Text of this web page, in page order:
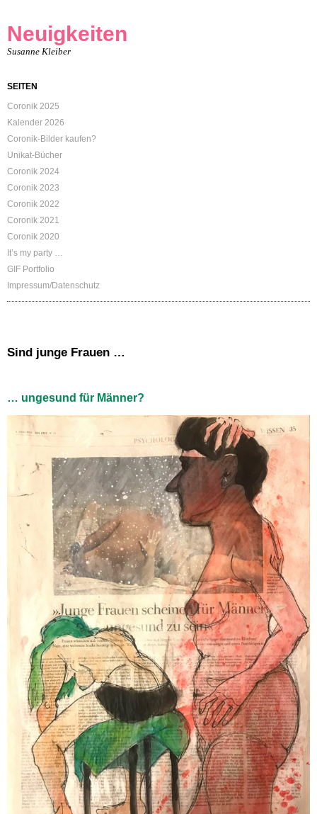
Neuigkeiten
Susanne Kleiber
SEITEN
Coronik 2025
Kalender 2026
Coronik-Bilder kaufen?
Unikat-Bücher
Coronik 2024
Coronik 2023
Coronik 2022
Coronik 2021
Coronik 2020
It’s my party …
GIF Portfolio
Impressum/Datenschutz
Sind junge Frauen …
… ungesund für Männer?